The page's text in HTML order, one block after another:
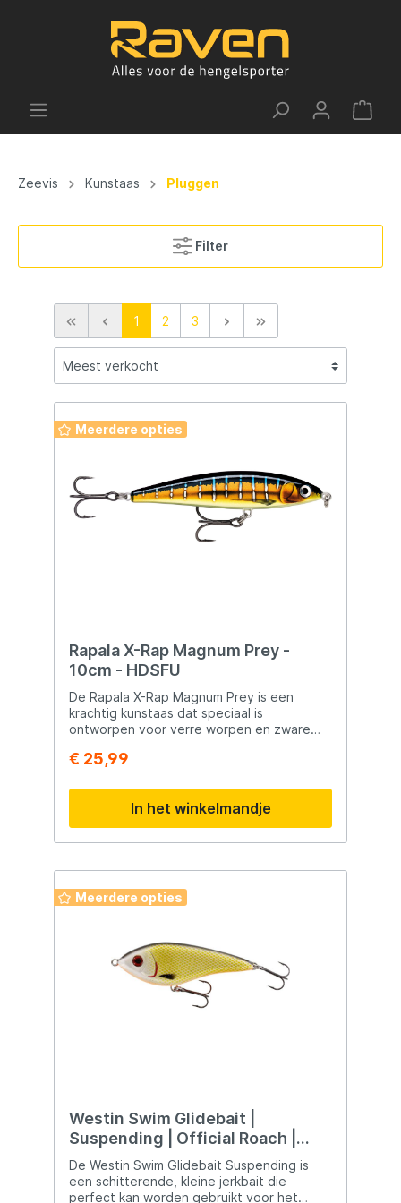
Zeevis Kunstaas Pluggen
Filter
1 2 3
Meerdere opties
Rapala X-Rap Magnum Prey -
10cm - HDSFU
De Rapala X-Rap Magnum Prey is een
krachtig kunstaas dat speciaal is
ontworpen voor verre worpen en zware
aerodynamische ontwerp zorgt voor
geeft een natuurlijke presentatie en een
fladderende actie tijdens het afzinken. Bij
hoge snelheid beweegt het kunstaas vlak
onder of over het wateroppervlak. De
vluchtende prooivis na. De robuuste
constructie maakt het geschikt voor zware
omstandigheden. Belangrijkste kenmerken
Geschikt voor verre worpen Fladderende
actie Surface skipping actie Robuuste
constructie Voordelen Ideaal voor
zoutwater Geschikt voor snelle visserij
Natuurlijke presentatie Effectief bij
€ 25,99
In het winkelmandje
Meerdere opties
Westin Swim Glidebait |
Suspending | Official Roach |
12cm | 53g
De Westin Swim Glidebait Suspending is
een schitterende, kleine jerkbait die
perfect kan worden gebruikt voor het